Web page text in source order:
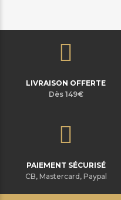
LIVRAISON OFFERTE
Dès 149€
PAIEMENT SÉCURISÉ
CB, Mastercard, Paypal